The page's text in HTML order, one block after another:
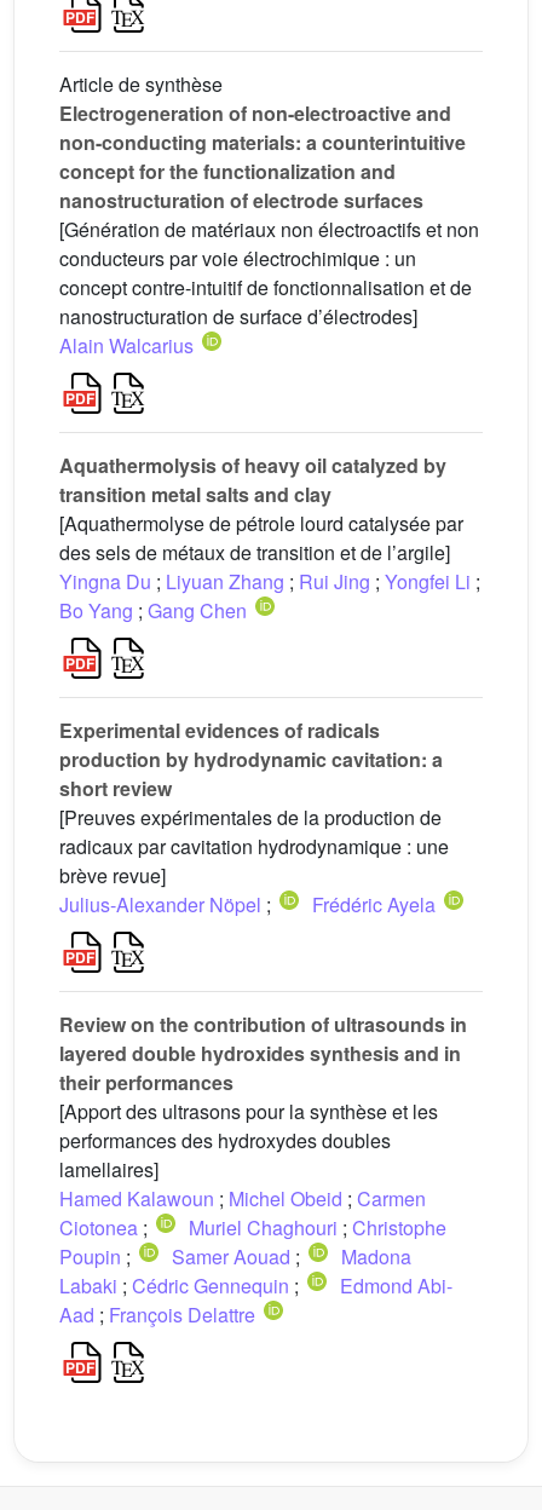
Article de synthèse
Electrogeneration of non-electroactive and
non-conducting materials: a counterintuitive
concept for the functionalization and
nanostructuration of electrode surfaces
[Génération de matériaux non électroactifs et non
conducteurs par voie électrochimique : un
concept contre-intuitif de fonctionnalisation et de
nanostructuration de surface d’électrodes]
Alain Walcarius
Aquathermolysis of heavy oil catalyzed by
transition metal salts and clay
[Aquathermolyse de pétrole lourd catalysée par
des sels de métaux de transition et de l’argile]
Yingna Du ; Liyuan Zhang ; Rui Jing ; Yongfei Li ;
Bo Yang ; Gang Chen
Experimental evidences of radicals
production by hydrodynamic cavitation: a
short review
[Preuves expérimentales de la production de
radicaux par cavitation hydrodynamique : une
brève revue]
Julius-Alexander Nöpel ; Frédéric Ayela
Review on the contribution of ultrasounds in
layered double hydroxides synthesis and in
their performances
[Apport des ultrasons pour la synthèse et les
performances des hydroxydes doubles
lamellaires]
Hamed Kalawoun ; Michel Obeid ; Carmen
Ciotonea ; Muriel Chaghouri ; Christophe
Poupin ; Samer Aouad ;
Madona
Labaki ; Cédric Gennequin ;
Edmond Abi-
Aad ; François Delattre